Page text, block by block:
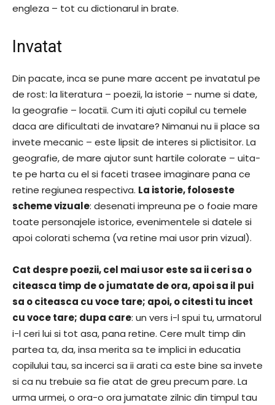
engleza – tot cu dictionarul in brate.
Invatat
Din pacate, inca se pune mare accent pe invatatul pe
de rost: la literatura – poezii, la istorie – nume si date,
la geografie – locatii. Cum iti ajuti copilul cu temele
daca are dificultati de invatare? Nimanui nu ii place sa
invete mecanic – este lipsit de interes si plictisitor. La
geografie, de mare ajutor sunt hartile colorate – uita-
te pe harta cu el si faceti trasee imaginare pana ce
retine regiunea respectiva. La istorie, foloseste
scheme vizuale: desenati impreuna pe o foaie mare
toate personajele istorice, evenimentele si datele si
apoi colorati schema (va retine mai usor prin vizual).
Cat despre poezii, cel mai usor este sa ii ceri sa o
citeasca timp de o jumatate de ora, apoi sa il pui
sa o citeasca cu voce tare; apoi, o citesti tu incet
cu voce tare; dupa care: un vers i-l spui tu, urmatorul
i-l ceri lui si tot asa, pana retine. Cere mult timp din
partea ta, da, insa merita sa te implici in educatia
copilului tau, sa incerci sa ii arati ca este bine sa invete
si ca nu trebuie sa fie atat de greu precum pare. La
urma urmei, o ora-o ora jumatate zilnic din timpul tau